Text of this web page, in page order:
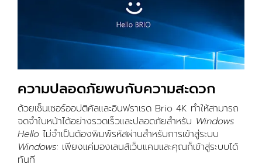
ความปลอดภัยพบกับความสะดวก
ด้วยเซ็นเซอร์ออปติคัลและอินฟราเรด Brio 4K ทำให้สามารถ
จดจำใบหน้าได้อย่างรวดเร็วและปลอดภัยสำหรับ Windows
Hello ไม่จำเป็นต้องพิมพ์รหัสผ่านสำหรับการเข้าสู่ระบบ
Windows: เพียงแค่มองเลนส์เว็บแคมและคุณก็เข้าสู่ระบบได้
ทันที